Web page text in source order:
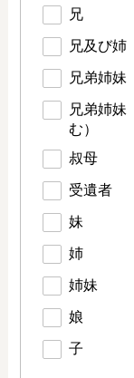
兄
兄及び姉
兄弟姉妹
兄弟姉妹
む）
叔母
受遺者
妹
姉
姉妹
娘
子